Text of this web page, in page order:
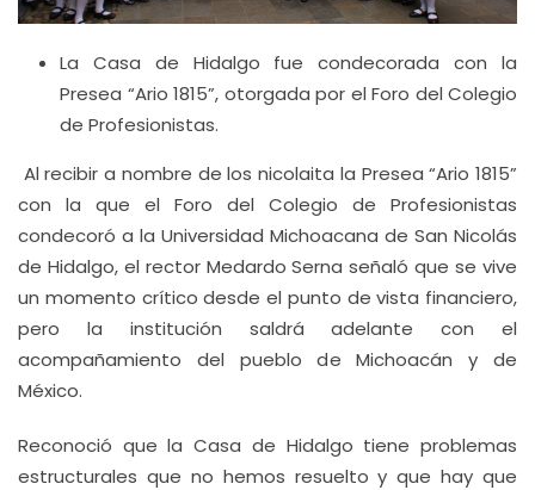
La Casa de Hidalgo fue condecorada con la
Presea “Ario 1815”, otorgada por el Foro del Colegio
de Profesionistas.
Al recibir a nombre de los nicolaita la Presea “Ario 1815”
con la que el Foro del Colegio de Profesionistas
condecoró a la Universidad Michoacana de San Nicolás
de Hidalgo, el rector Medardo Serna señaló que se vive
un momento crítico desde el punto de vista financiero,
pero la institución saldrá adelante con el
acompañamiento del pueblo de Michoacán y de
México.
Reconoció que la Casa de Hidalgo tiene problemas
estructurales que no hemos resuelto y que hay que